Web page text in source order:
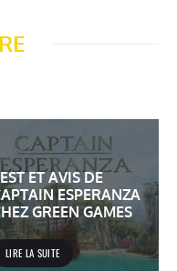
ET AVIS DE
ESPERANZA
GREEN GAMES
LIRE LA SUITE